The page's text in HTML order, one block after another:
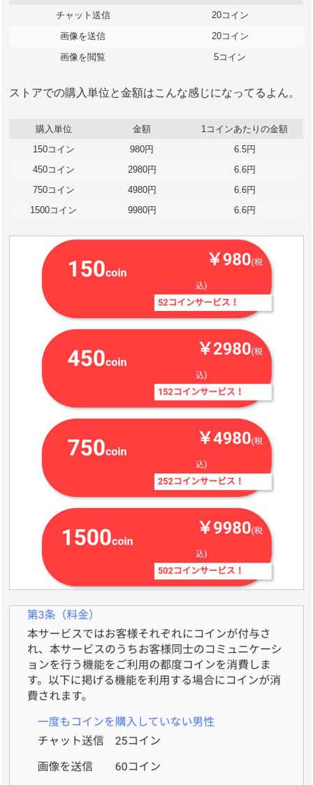
チャット送信
20コイン
画像を送信
20コイン
画像を閲覧
5コイン
ストアでの購入単位と金額はこんな感じになってるよん。
購入単位 金額
1コインあたりの金額
150コイン
980円
6.5円
450コイン
2980円
6.6円
750コイン
4980円
6.6円
1500コイン
9980円 6.6円